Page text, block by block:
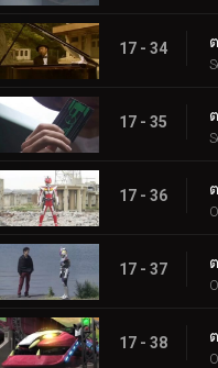
17 - 34
17 - 35
17 - 36
17 - 37
17 - 38